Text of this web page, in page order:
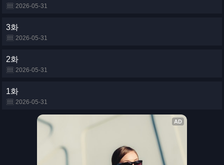
2026-05-31
3화
2026-05-31
2화
2026-05-31
1화
2026-05-31